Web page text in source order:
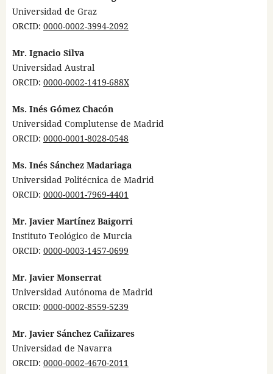
Universidad de Graz
ORCID: 0000-0002-3994-2092
Mr. Ignacio Silva
Universidad Austral
ORCID: 0000-0002-1419-688X
Ms. Inés Gómez Chacón
Universidad Complutense de Madrid
ORCID: 0000-0001-8028-0548
Ms. Inés Sánchez Madariaga
Universidad Politécnica de Madrid
ORCID: 0000-0001-7969-4401
Mr. Javier Martínez Baigorri
Instituto Teológico de Murcia
ORCID: 0000-0003-1457-0699
Mr. Javier Monserrat
Universidad Autónoma de Madrid
ORCID: 0000-0002-8559-5239
Mr. Javier Sánchez Cañizares
Universidad de Navarra
ORCID: 0000-0002-4670-2011